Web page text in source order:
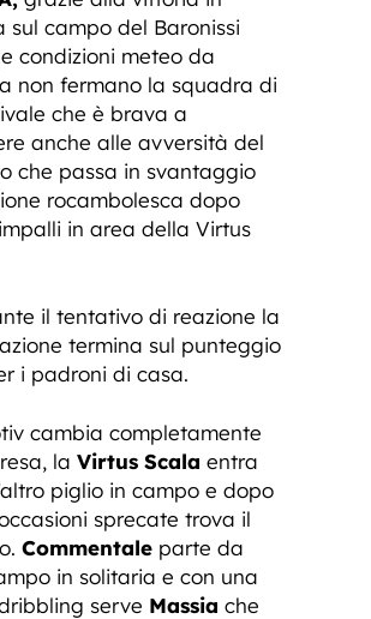
sul campo del Baronissi
condizioni meteo da
non fermano la squadra di
che è brava a
anche alle avversità del
che passa in svantaggio
rocambolesca dopo
in area della Virtus
il tentativo di reazione la
termina sul punteggio
i padroni di casa.
cambia completamente
la Virtus Scala entra
piglio in campo e dopo
sprecate trova il
Commentale parte da
in solitaria e con una
serve Massia che